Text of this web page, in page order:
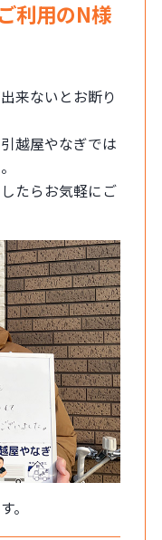
利用のN様
来ないとお断り
越屋やなぎでは
たらお気軽にご
。